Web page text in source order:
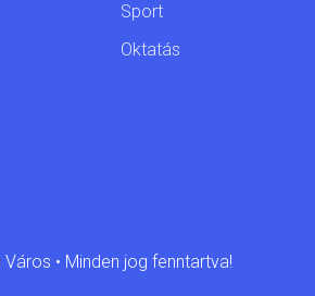
Sport
Oktatás
• Minden jog fenntartva!